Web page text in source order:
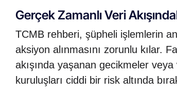
Gerçek Zamanlı Veri
TCMB rehberi, şüpheli işlemlerin
aksiyon alınmasını zorunlu kılar.
akışında yaşanan gecikmeler
kuruluşları ciddi bir risk altında